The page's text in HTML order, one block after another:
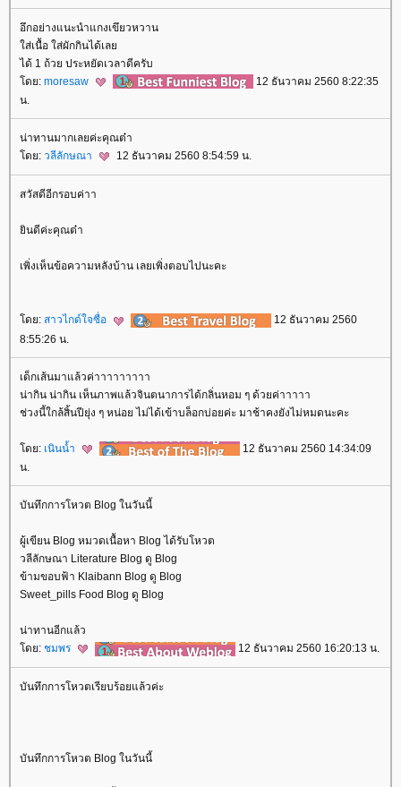
อึกอย่างแนะนำแกงเขึยวหวาน
ส่เนื้อ ใส่ผักกินได้เล
ได้ 1 ถ้วย ประหยัดเวลาดีครับ
ดย: moresaw
12 ธันวาคม 2560 8:22:35
น.
น่าทานมากเลยค่ะคุณต๋า
ดย: วลีลักษณา 12 ธันวาคม 2560 8:54:59 น.
สวัสดีอีกรอบค่าา
ินดีค่ะคุณต๋า
เพิ่งเห็นข้อความหลังบ้าน เลยเพิ่งตอบไปนะคะ
ดย: สาวไกด์ใจซื่อ
12 ธันวาคม 2560
8:55:26 น.
เด็กเส้นมาแล้วค่าาาาาาาาา
น่ากิน น่ากิน เห็นภาพแล้วจินตนาการได้กลิ่นหอม ๆ ด้วยค่าาาาา
ช่วงนี้ใกล้สิ้นปียุ่ง ๆ หน่อย ไม่ได้เข้าบล็อกบ่อยค่ะ มาช้าคงยังไม่หมดนะคะ
ดย: เนินน้ำ
12 ธันวาคม 2560 14:34:09
น.
บันทึกการโหวต Blog ในวันนี้
ผู้เขียน Blog หมวดเนื้อหา Blog ได้รับโหวต
วลีลักษณา Literature Blog ดู Blog
ข้ามขอบฟ้า Klaibann Blog ดู Blog
Sweet_pills Food Blog ดู Blog
น่าทานอีกแล้ว
ดย: ชมพร 12 ธันวาคม 2560 16:20:13 น.
บันทึกการโหวตเรียบร้อยแล้วค่ะ
บันทึกการโหวต Blog ในวันนี้